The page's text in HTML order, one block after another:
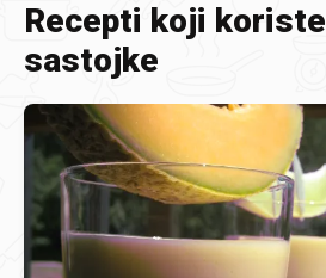
Recepti koji
sastojke